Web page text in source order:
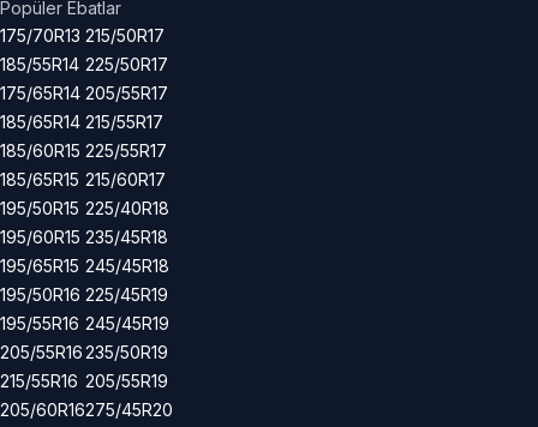
Popüler Ebatlar
175/70R13
185/55R14
175/65R14
185/65R14
185/60R15
185/65R15
195/50R15
195/60R15
195/65R15
195/50R16
195/55R16
205/55R16
215/55R16
205/60R16
215/50R17
225/50R17
205/55R17
215/55R17
225/55R17
215/60R17
225/40R18
235/45R18
245/45R18
225/45R19
245/45R19
235/50R19
205/55R19
275/45R20